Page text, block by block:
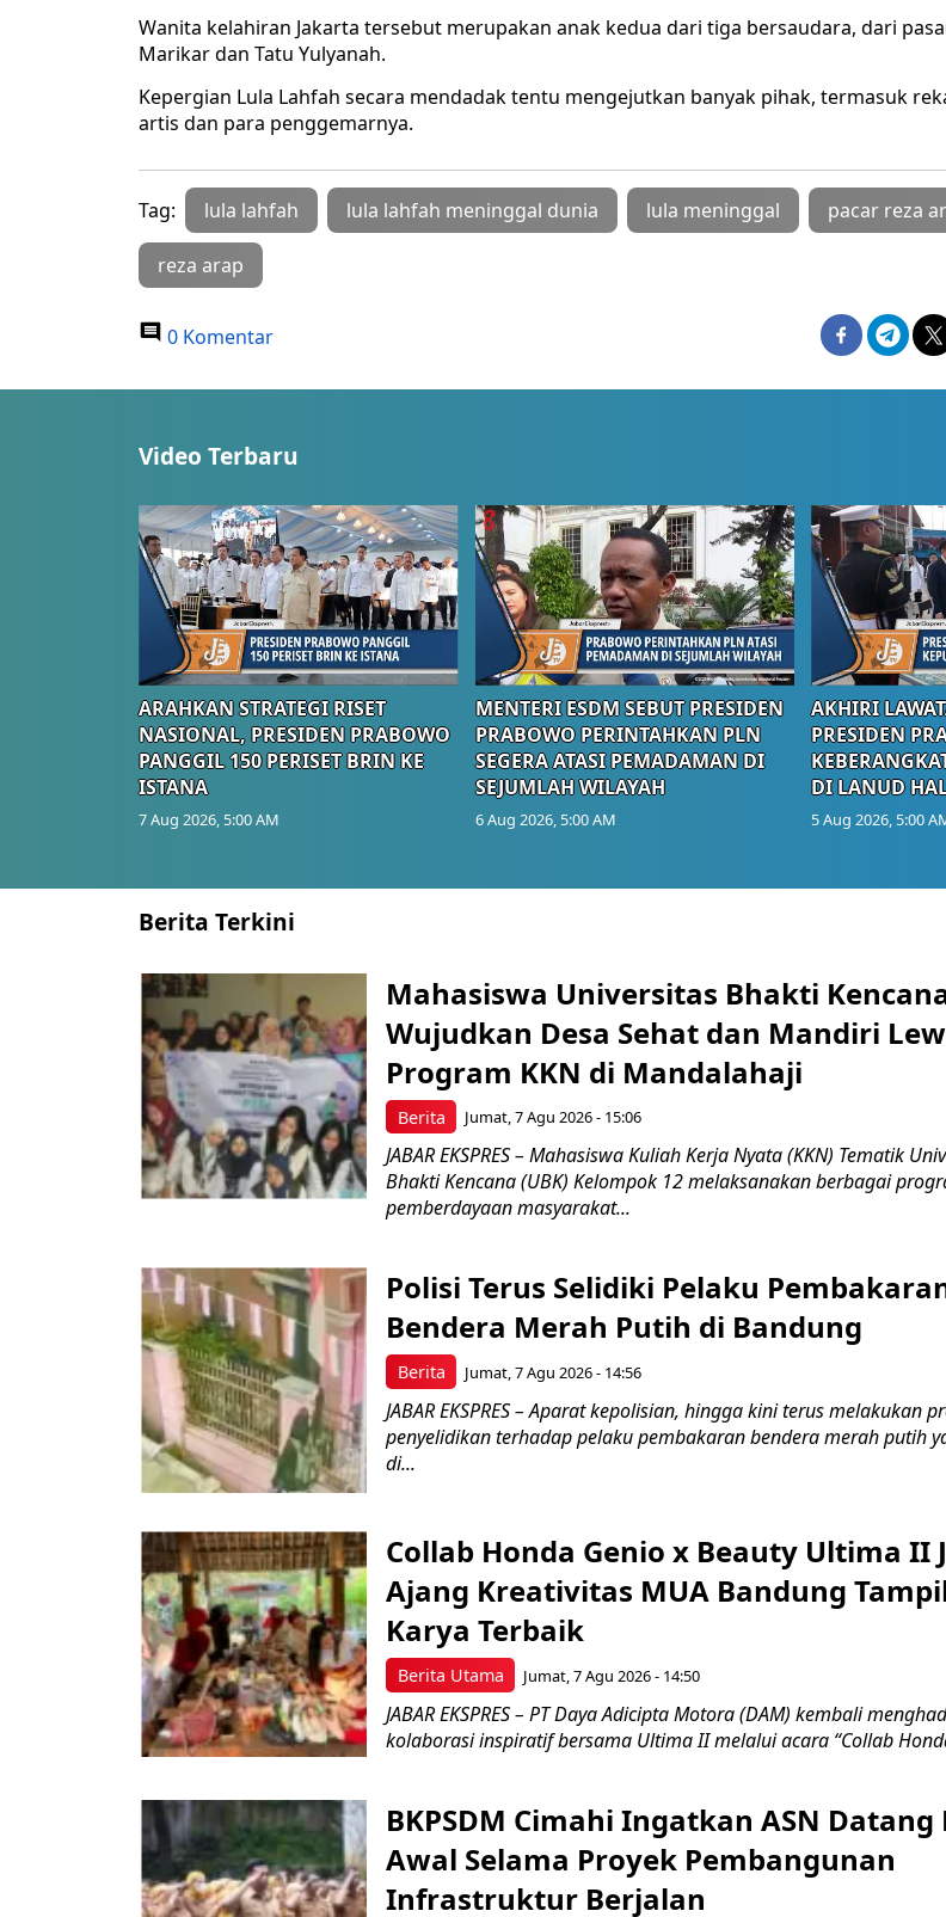
Wanita kelahiran Jakarta tersebut merupakan anak kedua dari tiga bersaudara, dari
Marikar dan Tatu Yulyanah.
Kepergian Lula Lahfah secara mendadak tentu mengejutkan banyak pihak, termasuk
artis dan para penggemarnya.
Tag: lula lahfah lula lahfah meninggal dunia lula meninggal pacar reza
reza arap
0 Komentar
Video Terbaru
ARAHKAN STRATEGI RISET
NASIONAL, PRESIDEN PRABOWO
PANGGIL 150 PERISET BRIN KE
ISTANA
7 Aug 2026, 5:00 AM
MENTERI ESDM SEBUT PRESIDEN
PRABOWO PERINTAHKAN PLN
SEGERA ATASI PEMADAMAN DI
SEJUMLAH WILAYAH
6 Aug 2026, 5:00 AM
AKHIRI
PRESIDEN
DI LANUD
5 Aug 2026, 5:00
Berita Terkini
Berita
Mahasiswa Universitas Bhakti
Wujudkan Desa Sehat dan Mandiri
Program KKN di Mandalahaji
Jumat, 7 Agu 2026 - 15:06
JABAR EKSPRES – Mahasiswa Kuliah Kerja Nyata (KKN) Tematik
Bhakti Kencana (UBK) Kelompok 12 melaksanakan berbagai
pemberdayaan masyarakat...
Berita
Polisi Terus Selidiki Pelaku
Bendera Merah Putih di Bandung
Jumat, 7 Agu 2026 - 14:56
JABAR EKSPRES – Aparat kepolisian, hingga kini terus melakukan
penyelidikan terhadap pelaku pembakaran bendera merah putih
di...
Berita Utama
Collab Honda Genio x Beauty Ultima II
Ajang Kreativitas MUA Bandung
Karya Terbaik
Jumat, 7 Agu 2026 - 14:50
JABAR EKSPRES – PT Daya Adicipta Motora (DAM) kembali
kolaborasi inspiratif bersama Ultima II melalui acara “Collab
BKPSDM Cimahi Ingatkan ASN Datang
Awal Selama Proyek Pembangunan
Infrastruktur Berjalan